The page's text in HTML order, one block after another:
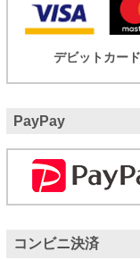
デビットカー
PayPay
コンビニ決済